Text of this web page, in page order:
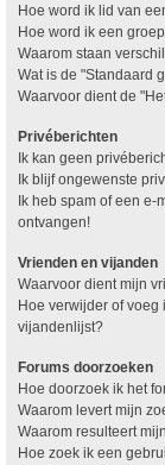
Hoe word ik lid van
Hoe word ik een
Waarom staan
Wat is de "Standaard
Waarvoor dient de
Privéberichten
Ik kan geen
Ik blijf ongewenste
Ik heb spam of een
ontvangen!
Vrienden en vijanden
Waarvoor dient mijn
Hoe verwijder of
vijandenlijst?
Forums doorzoeken
Hoe doorzoek ik het
Waarom levert mijn
Waarom resulteert
Hoe zoek ik een